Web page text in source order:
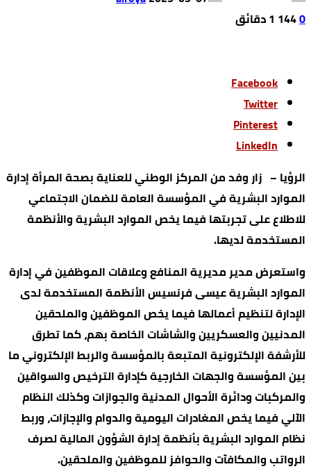
0
144 1 ‫دقائق‬
Facebook
Twitter
Pinterest
LinkedIn
الرؤيا – زار وفد من المركز الوطني للعناية بصحة المرأة إدارة
الموارد البشرية في المؤسسة العامة للضمان الاجتماعي
للاطلاع على تجربتها فيما يخص الموارد البشرية والأنظمة
المستخدمة لديها.
واستعرض مدير مديرية المنافع وعلاقات الموظفين في إدارة
الموارد البشرية عيسى فرنسيس الأنظمة المستخدمة لدى
الإدارة لتنظيم أعمالها فيما يخص الموظفين والملحقين
المدنيين والعسكريين والشاشات الخاصة بهم، كما تطرق
للأرشفة الإلكترونية المتبعة بالمؤسسة والربط الإلكتروني ما
بين المؤسسة والجهات الخارجية كإدارة الترخيص والسواقين
والمركبات ودائرة الأحوال المدنية والجوازات وكذلك النظام
الآلي فيما يخص المغادرات اليومية والدوام والإجازات، وربط
نظام الموارد البشرية بأنظمة إدارة الشؤون المالية لصرف
الرواتب والمكافآت والحوافز للموظفين والملحقين.